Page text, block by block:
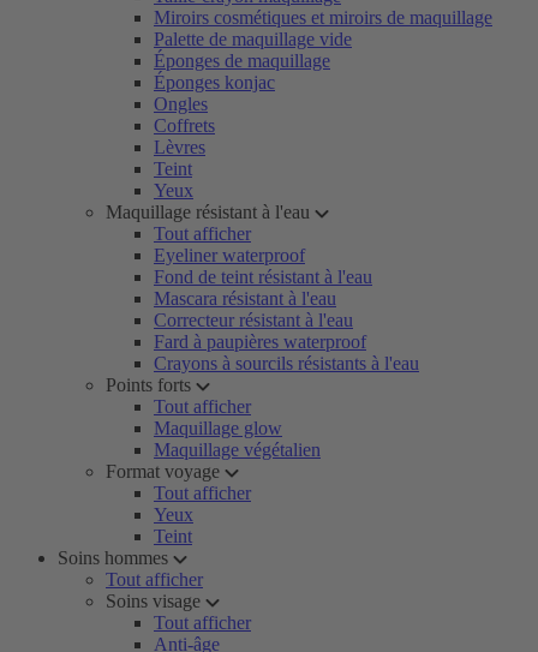
Miroirs cosmétiques et miroirs de maquillage
Palette de maquillage vide
Éponges de maquillage
Éponges konjac
Ongles
Coffrets
Lèvres
Teint
Yeux
Maquillage résistant à l'eau
Tout afficher
Eyeliner waterproof
Fond de teint résistant à l'eau
Mascara résistant à l'eau
Correcteur résistant à l'eau
Fard à paupières waterproof
Crayons à sourcils résistants à l'eau
Points forts
Tout afficher
Maquillage glow
Maquillage végétalien
Format voyage
Tout afficher
Yeux
Teint
Soins hommes
Tout afficher
Soins visage
Tout afficher
Anti-âge